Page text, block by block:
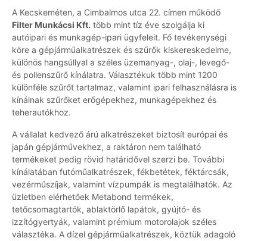
A Kecskeméten, a Cimbalmos utca 22. címen működő
Filter Munkácsi Kft. több mint tíz éve szolgálja ki
autóipari és munkagép-ipari ügyfeleit. Fő tevékenységi
köre a gépjárműalkatrészek és szűrők kiskereskedelme,
különös hangsúllyal a széles üzemanyag-, olaj-, levegő-
és pollenszűrő kínálatra. Választékuk több mint 1200
különféle szűrőt tartalmaz, valamint ipari felhasználásra is
kínálnak szűrőket erőgépekhez, munkagépekhez és
teherautókhoz.
A vállalat kedvező árú alkatrészeket biztosít európai és
japán gépjárművekhez, a raktáron nem található
termékeket pedig rövid határidővel szerzi be. További
kínálatában futóműalkatrészek, fékbetétek, féktárcsák,
vezérműszíjak, valamint vízpumpák is megtalálhatók. Az
üzletben elérhetőek Metabond termékek,
tetőcsomagtartók, ablaktörlő lapátok, gyújtó- és
izzítógyertyák, valamint prémium motorolajok széles
választéka. A dízel gépjárműalkatrészek, köztük adagoló